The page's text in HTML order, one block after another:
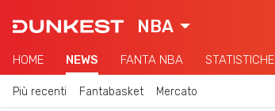
NBA
HOME NEWS FANTA NBA STATISTICHE
Più recenti Fantabasket Mercato